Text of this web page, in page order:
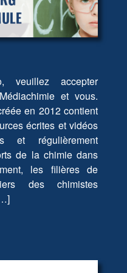
veuillez accepter
et vous.
en 2012 contient
écrites et vidéos
et régulièrement
de la chimie dans
les filières de
des chimistes